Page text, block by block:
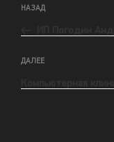
НАЗАД
ДАЛЕЕ